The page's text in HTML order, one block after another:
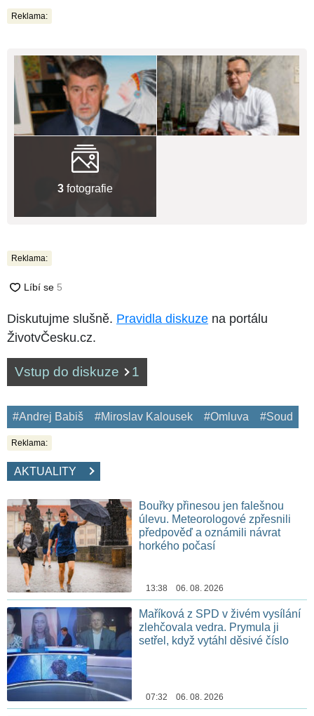
Reklama:
3 fotografie
Reklama:
Diskutujme slušně. Pravidla diskuze na portálu
ŽivotvČesku.cz.
Vstup do diskuze 1
#Andrej Babiš #Miroslav Kalousek #Omluva #Soud
Reklama:
AKTUALITY
Bouřky přinesou jen falešnou
úlevu. Meteorologové zpřesnili
předpověď a oznámili návrat
horkého počasí
13:38 06. 08. 2026
Maříková z SPD v živém vysílání
zlehčovala vedra. Prymula ji
setřel, když vytáhl děsivé číslo
07:32 06. 08. 2026